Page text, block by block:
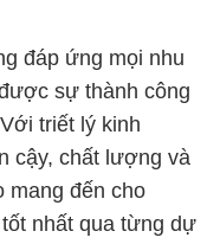
đáp ứng mọi nhu
sự thành công
triết lý kinh
cậy, chất lượng và
mang đến cho
nhất qua từng dự